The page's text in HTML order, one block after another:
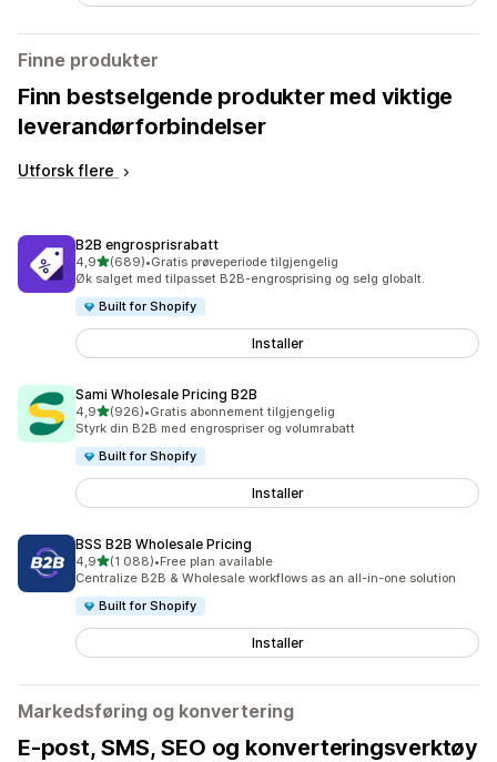
Finne produkter
Finn bestselgende produkter med viktige
leverandørforbindelser
Utforsk flere
B2B engrosprisrabatt
4,9av 5 stjerner
(689)
Totalt 689 omtaler
•Gratis prøveperiode tilgjengelig
Øk salget med tilpasset B2B-engrosprising og selg globalt.
Built for Shopify
Installer
Sami Wholesale Pricing B2B
4,9av 5 stjerner
(926)
Totalt 926 omtaler
•Gratis abonnement tilgjengelig
Styrk din B2B med engrospriser og volumrabatt
Built for Shopify
Installer
BSS B2B Wholesale Pricing
4,9av 5 stjerner
(1 088)
Totalt 1088 omtaler
•Free plan available
Centralize B2B & Wholesale workflows as an all-in-one solution
Built for Shopify
Installer
Markedsføring og konvertering
E-post, SMS, SEO og konverteringsverktøy